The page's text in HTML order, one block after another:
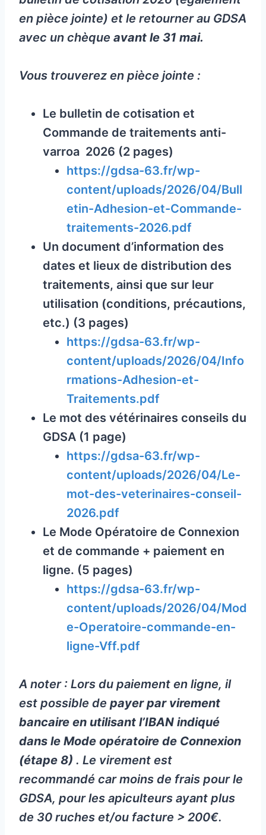
en pièce jointe) et le retourner au GDSA
avec un chèque avant le 31 mai.
Vous trouverez en pièce jointe :
Le bulletin de cotisation et
Commande de traitements anti-
varroa 2026 (2 pages)
https://gdsa-63.fr/wp-
content/uploads/2026/04/Bull
etin-Adhesion-et-Commande-
traitements-2026.pdf
Un document d’information des
dates et lieux de distribution des
traitements, ainsi que sur leur
utilisation (conditions, précautions,
etc.) (3 pages)
https://gdsa-63.fr/wp-
content/uploads/2026/04/Info
rmations-Adhesion-et-
Traitements.pdf
Le mot des vétérinaires conseils du
GDSA (1 page)
https://gdsa-63.fr/wp-
content/uploads/2026/04/Le-
mot-des-veterinaires-conseil-
2026.pdf
Le Mode Opératoire de Connexion
et de commande + paiement en
ligne. (5 pages)
https://gdsa-63.fr/wp-
content/uploads/2026/04/Mod
e-Operatoire-commande-en-
ligne-Vff.pdf
A noter : Lors du paiement en ligne, il
est possible de payer par virement
bancaire en utilisant l’IBAN indiqué
dans le Mode opératoire de Connexion
(étape 8) . Le virement est
recommandé car moins de frais pour le
GDSA, pour les apiculteurs ayant plus
de 30 ruches et/ou facture > 200€.